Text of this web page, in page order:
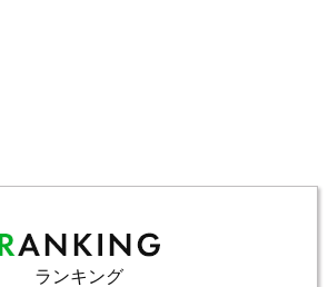
ランキング